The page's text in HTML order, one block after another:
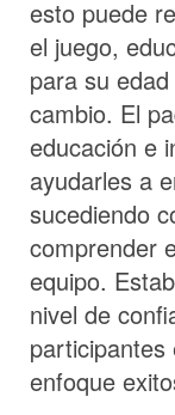
esto puede
el juego,
para su
cambio. El
educación e
ayudarles a
sucediendo
comprender
equipo.
nivel de
participantes
enfoque